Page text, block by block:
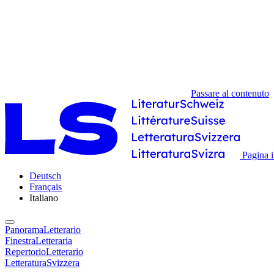
Passare al contenuto
Pagina
Deutsch
Français
Italiano
PanoramaLetterario
FinestraLetteraria
RepertorioLetterario
LetteraturaSvizzera